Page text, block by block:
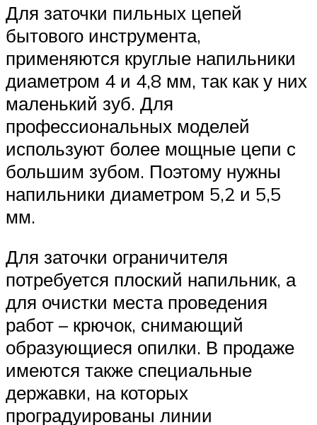
Для заточки пильных цепей
бытового инструмента,
применяются круглые напильники
диаметром 4 и 4,8 мм, так как у них
маленький зуб. Для
профессиональных моделей
используют более мощные цепи с
большим зубом. Поэтому нужны
напильники диаметром 5,2 и 5,5
мм.
Для заточки ограничителя
потребуется плоский напильник, а
для очистки места проведения
работ – крючок, снимающий
образующиеся опилки. В продаже
имеются также специальные
державки, на которых
проградуированы линии